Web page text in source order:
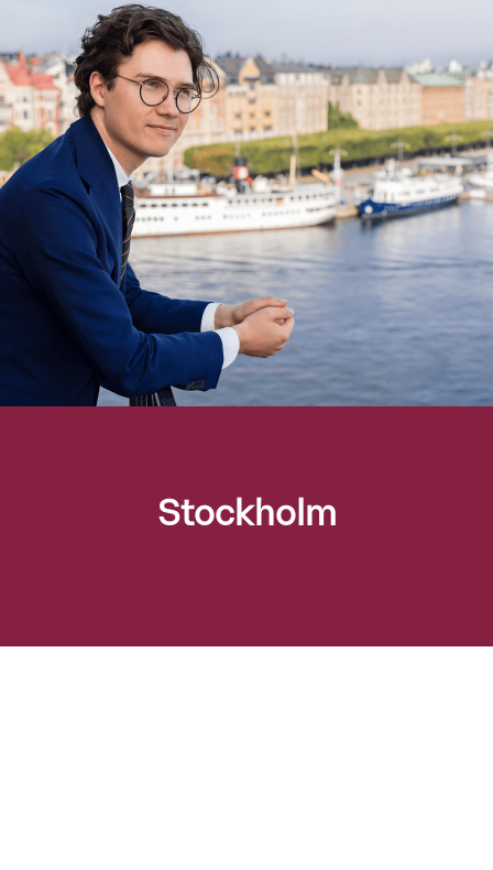
Stockholm